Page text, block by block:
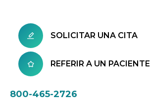
SOLICITAR UNA CITA
REFERIR A UN PACIENTE
800-465-2726